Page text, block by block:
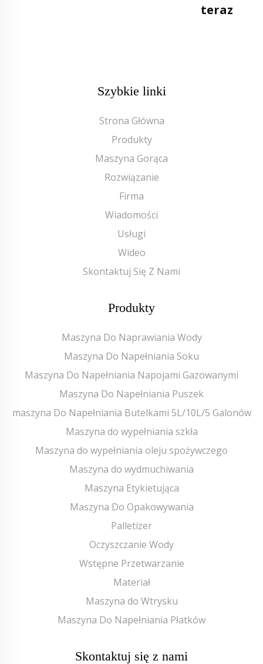
teraz
Szybkie linki
Strona Główna
Produkty
Maszyna Gorąca
Rozwiązanie
Firma
Wiadomości
Usługi
Wideo
Skontaktuj Się Z Nami
Produkty
Maszyna Do Naprawiania Wody
Maszyna Do Napełniania Soku
Maszyna Do Napełniania Napojami Gazowanymi
Maszyna Do Napełniania Puszek
maszyna Do Napełniania Butelkami 5L/10L/5 Galonów
Maszyna do wypełniania szkła
Maszyna do wypełniania oleju spożywczego
Maszyna do wydmuchiwania
Maszyna Etykietująca
Maszyna Do Opakowywania
Palletizer
Oczyszczanie Wody
Wstępne Przetwarzanie
Materiał
Maszyna do Wtrysku
Maszyna Do Napełniania Płatków
Skontaktuj się z nami